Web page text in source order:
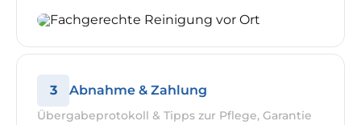
3 Abnahme & Zahlung
Übergabeprotokoll & Tipps zur Pflege, Garantie